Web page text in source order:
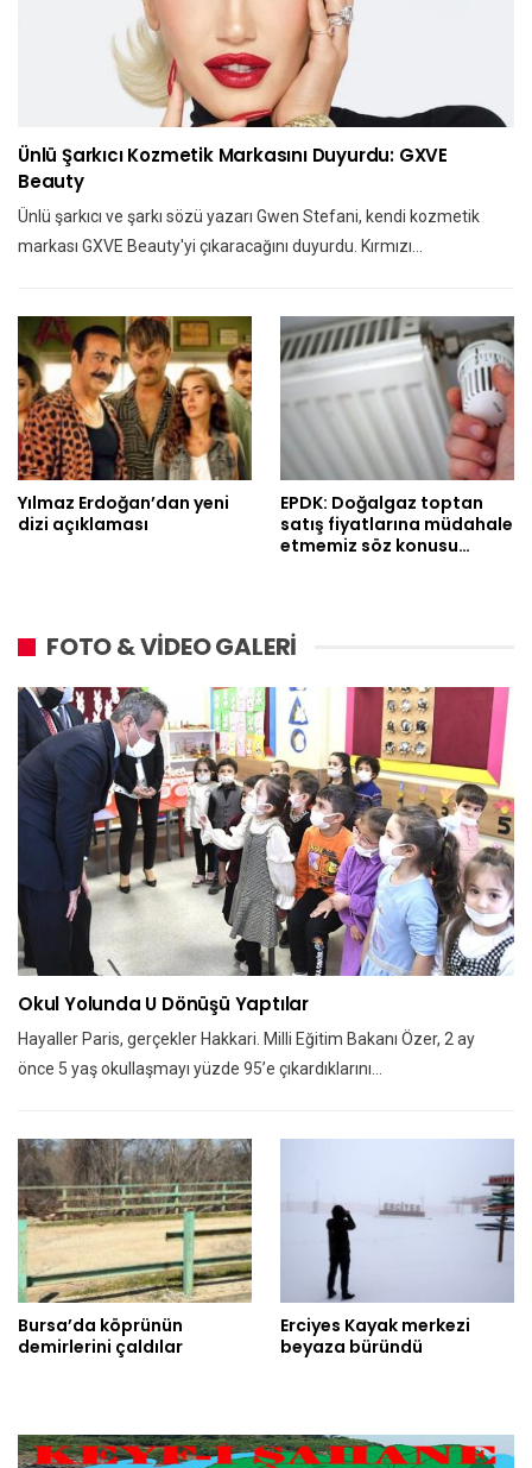
Ünlü Şarkıcı Kozmetik Markasını Duyurdu: GXVE
Beauty
Ünlü şarkıcı ve şarkı sözü yazarı Gwen Stefani, kendi kozmetik
markası GXVE Beauty'yi çıkaracağını duyurdu. Kırmızı…
Yılmaz Erdoğan’dan yeni
dizi açıklaması
EPDK: Doğalgaz toptan
satış fiyatlarına müdahale
etmemiz söz konusu…
FOTO & VİDEO GALERİ
Okul Yolunda U Dönüşü Yaptılar
Hayaller Paris, gerçekler Hakkari. Milli Eğitim Bakanı Özer, 2 ay
önce 5 yaş okullaşmayı yüzde 95’e çıkardıklarını…
Bursa’da köprünün
demirlerini çaldılar
Erciyes Kayak merkezi
beyaza büründü